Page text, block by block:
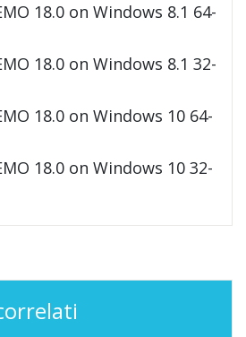
18.0 on Windows 8.1 64-
18.0 on Windows 8.1 32-
18.0 on Windows 10 64-
18.0 on Windows 10 32-